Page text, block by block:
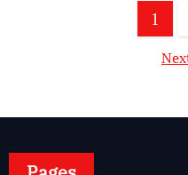
pagination
1